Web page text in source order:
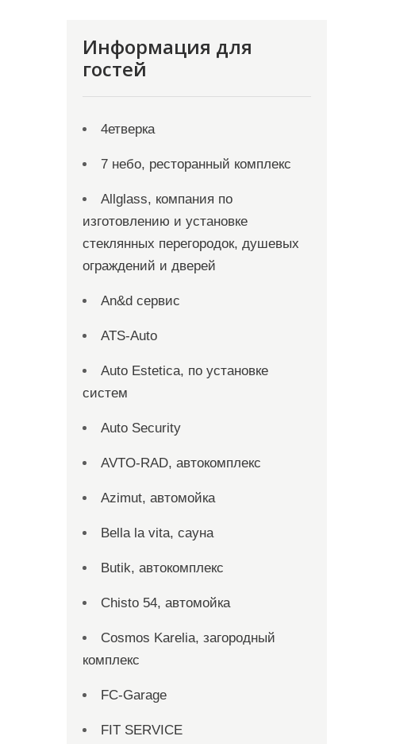
Информация для
гостей
4етверка
7 небо, ресторанный комплекс
Allglass, компания по
изготовлению и установке
стеклянных перегородок, душевых
ограждений и дверей
An&d сервис
ATS-Auto
Auto Estetica, по установке
систем
Auto Security
AVTO-RAD, автокомплекс
Azimut, автомойка
Bella la vita, сауна
Butik, автокомплекс
Chisto 54, автомойка
Cosmos Karelia, загородный
комплекс
FC-Garage
FIT SERVICE